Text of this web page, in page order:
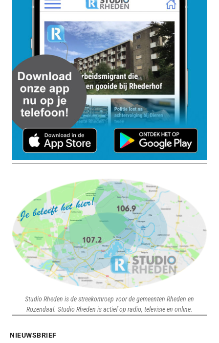
Studio Rheden is de streekomroep voor de gemeenten Rheden en
Rozendaal. Studio Rheden is actief op radio, televisie en online.
NIEUWSBRIEF